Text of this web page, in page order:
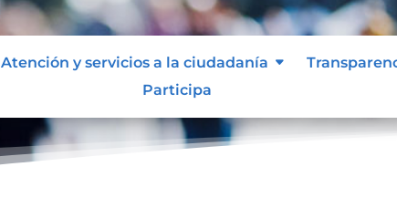
Atención y servicios a la ciudadanía
Participa